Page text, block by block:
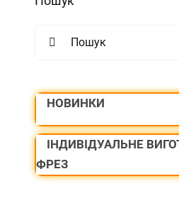
НОВИНКИ
ІНДИВІДУАЛЬНЕ
ФРЕЗ